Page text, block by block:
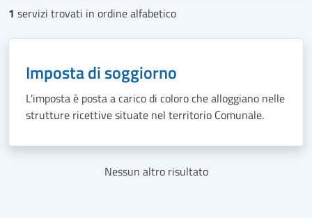
1 servizi trovati in ordine alfabetico
Imposta di soggiorno
L'imposta è posta a carico di coloro che alloggiano nelle
strutture ricettive situate nel territorio Comunale.
Nessun altro risultato